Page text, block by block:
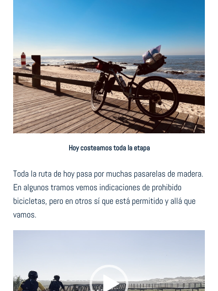
Hoy costeamos toda la etapa
Toda la ruta de hoy pasa por muchas pasarelas de madera.
En algunos tramos vemos indicaciones de prohibido
bicicletas, pero en otros sí que está permitido y allá que
vamos.